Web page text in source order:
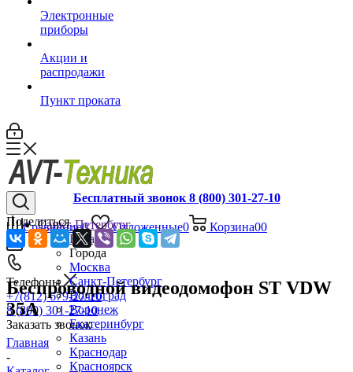
Электронные
приборы
Акции и
распродажи
Пункт проката
Сравнение0 Отложенные0 Корзина00
Телефоны
+7(812) 679-27-10
8 (800) 301-27-10
Заказать звонок
Бесплатный звонок 8 (800) 301-27-10
Санкт-Петербург
Назад
Города
Москва
Санкт-Петербург
Волгоград
Воронеж
Екатеринбург
Казань
Краснодар
Красноярск
Поделиться
Беспроводной видеодомофон ST VDW
35A
Главная
-